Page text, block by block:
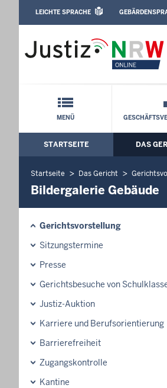
Landgericht
Leichte Sprache,
LEICHTE SPRACHE
Schnellnavigation mit
MENÜ
Hauptmenü:
STARTSEITE DAS
Startseite Das Gericht
Bildergalerie Gebäude
Gerichtsvorstellung
Sitzungstermine
Presse
Gerichtsbesuche von
Justiz-Auktion
Karriere und Berufsorientierung
Barrierefreiheit
Zugangskontrolle
Kantine